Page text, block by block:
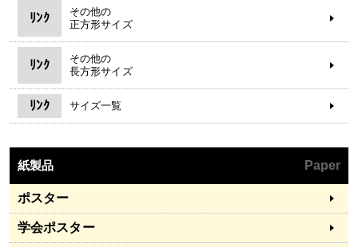
ﾘﾝｸ
その他の
正方形サイズ
ﾘﾝｸ
その他の
長方形サイズ
ﾘﾝｸ サイズ一覧
紙製品 Paper
ポスター
学会ポスター